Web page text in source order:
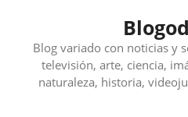
contenidoBlog variado con noticias y
televisión, arte, ciencia,
naturaleza, historia,